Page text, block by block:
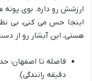
ارزشش رو داره. بوی
اینجا حس می کنی، بی
هستی، این آبشار رو از
دقیقه رانندگی).